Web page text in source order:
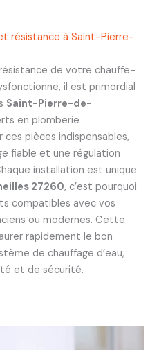
résistance à Saint-Pierre-
de votre chauffe-
il est primordial
Saint-Pierre-de-
en plomberie
pièces indispensables,
fiable et une régulation
installation est unique
27260, c’est pourquoi
compatibles avec vos
ou modernes. Cette
rapidement le bon
de chauffage d’eau,
et de sécurité.